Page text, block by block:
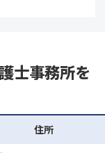
士事務所を
住所